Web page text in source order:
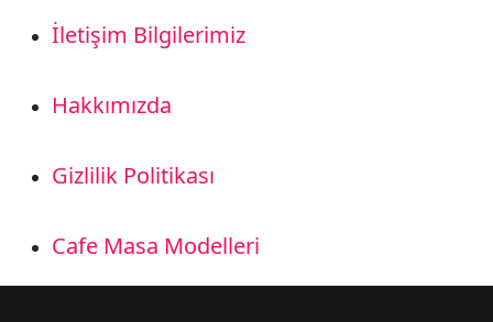
İletişim Bilgilerimiz
Hakkımızda
Gizlilik Politikası
Cafe Masa Modelleri